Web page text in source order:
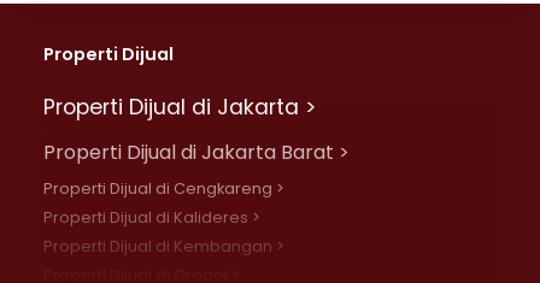
Properti Dijual
Properti Dijual di Jakarta >
Properti Dijual di Jakarta Barat >
Properti Dijual di Cengkareng >
Properti Dijual di Kalideres >
Properti Dijual di Kembangan >